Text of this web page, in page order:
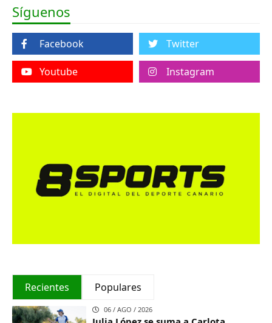
Síguenos
Facebook Twitter
Youtube Instagram
Recientes Populares
06 / AGO / 2026